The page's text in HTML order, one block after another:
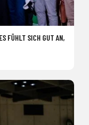
FÜHLT SICH GUT AN,